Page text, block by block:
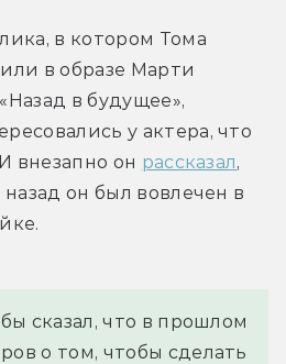
в котором Тома
в образе Марти
в будущее»,
у актера, что
внезапно он рассказал,
он был вовлечен в
сказал, что в прошлом
о том, чтобы сделать